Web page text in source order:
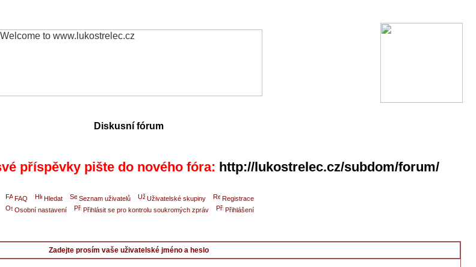
Diskusní fórum
příspěvky pište do nového fóra: http://lukostrelec.cz/subdom/forum/
FAQ Hledat Seznam uživatelů Uživatelské skupiny
Registrace
Osobní nastavení
Přihlásit se pro kontrolu soukromých zpráv Přihlášení
Zadejte prosím vaše uživatelské jméno a heslo